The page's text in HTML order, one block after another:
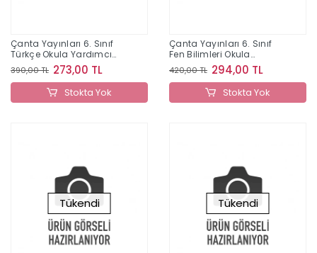
Çanta Yayınları 6. Sınıf
Türkçe Okula Yardımcı
Öğreten Defter 2025-2026
390,00 TL 273,00 TL
Stokta Yok
Çanta Yayınları 6. Sınıf
Fen Bilimleri Okula
Yardımcı Öğreten Defter
2025-2026
420,00 TL 294,00 TL
Stokta Yok
Tükendi Tükendi